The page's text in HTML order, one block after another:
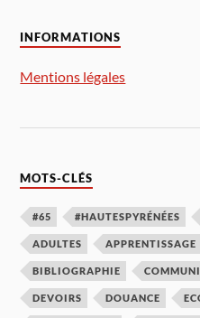
INFORMATIONS
Mentions légales
MOTS-CLÉS
#65 #HAUTESPYRÉNÉES
ADULTES APPRENTISSAGE
BIBLIOGRAPHIE
DEVOIRS DOUANCE